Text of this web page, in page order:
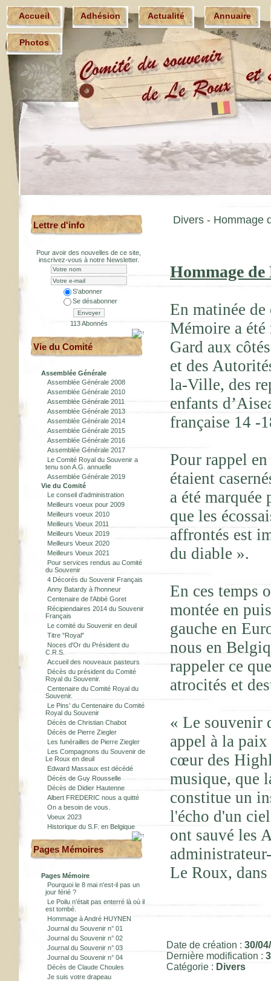
Accueil Adhésion Actualité Annuaire
Photos
Lettre d'info
Pour avoir des nouvelles de ce site,
inscrivez-vous à notre Newsletter.
S'abonner
Se désabonner
Envoyer
113 Abonnés
Vie du Comité
Assemblée Générale
Assemblée Générale 2008
Assemblée Générale 2010
Assemblée Générale 2011
Assemblée Générale 2013
Assemblée Générale 2014
Assemblée Générale 2015
Assemblée Générale 2016
Assemblée Générale 2017
Le Comité Royal du Souvenir a
tenu son A.G. annuelle
Assemblée Générale 2019
Vie du Comité
Le conseil d'administration
Meilleurs voeux pour 2009
Meilleurs voeux 2010
Meilleurs Voeux 2011
Meilleurs Voeux 2019
Meilleurs Voeux 2020
Meilleurs Voeux 2021
Pour services rendus au Comité
du Souvenir
4 Décorés du Souvenir Français
Anny Batardy à l'honneur
Centenaire de l'Abbé Goret
Récipiendaires 2014 du Souvenir
Français
Le comité du Souvenir en deuil
Titre "Royal"
Noces d'Or du Président du
C.R.S.
Accueil des nouveaux pasteurs
Décès du président du Comité
Royal du Souvenir.
Centenaire du Comité Royal du
Souvenir.
Le Pins’ du Centenaire du Comité
Royal du Souvenir
Décès de Christian Chabot
Décès de Pierre Ziegler
Les funérailles de Pierre Ziegler
Les Compagnons du Souvenir de
Le Roux en deuil
Edward Massaux est décédé
Décès de Guy Rousselle
Décès de Didier Hautenne
Albert FREDERIC nous a quitté
On a besoin de vous.
Voeux 2023
Historique du S.F. en Belgique
Pages Mémoires
Pages Mémoire
Pourquoi le 8 mai n'est-il pas un
jour férié ?
Le Poilu n'était pas enterré là où il
est tombé.
Hommage à André HUYNEN
Journal du Souvenir n° 01
Journal du Souvenir n° 02
Journal du Souvenir n° 03
Journal du Souvenir n° 04
Décès de Claude Choules
Je suis votre drapeau
Divers - Hommage
Hommage
En matinée
Mémoire a
Gard aux
et des
la-Ville, des
enfants
française 14 -
Pour rappel
étaient
a été
que les
affrontés est
du diable ».
En ces temps
montée en
gauche en
nous en
rappeler ce
atrocités et
« Le souvenir
appel à la
cœur des
musique, que
constitue un
l'écho d'un
ont sauvé les
Le Roux,
Date de création : 30/
Dernière modification :
Catégorie : Divers